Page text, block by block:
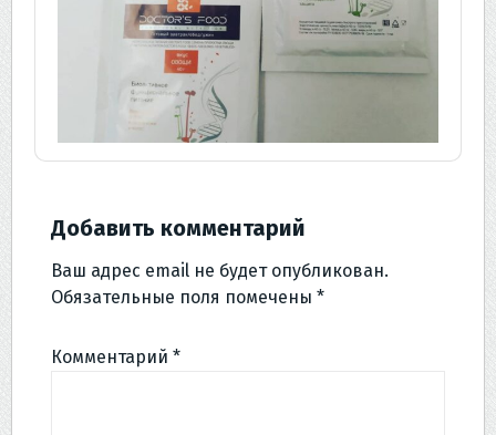
Добавить комментарий
Ваш адрес email не будет опубликован.
Обязательные поля помечены *
Комментарий *